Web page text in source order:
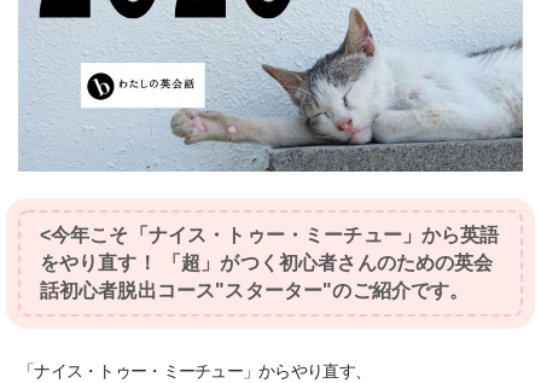
<今年こそ「ナイス・トゥー・ミーチュー」から英語
をやり直す！ 「超」がつく初心者さんのための英会
話初心者脱出コース"スターター"のご紹介です。
「ナイス・トゥー・ミーチュー」からやり直す、